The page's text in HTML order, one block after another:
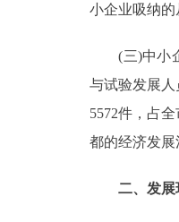
小企业吸纳的
(三)中小企
与试验发展人
5572件，占
都的经济发展
二、发展